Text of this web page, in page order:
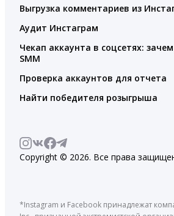
Выгрузка комментариев из
Аудит Инстаграм
Чекап аккаунта в соцсетях:
SMM
Проверка аккаунтов для отчета
Найти победителя розыгрыша
Copyright © 2026. Все права
*Instagram и Facebook принадлежат